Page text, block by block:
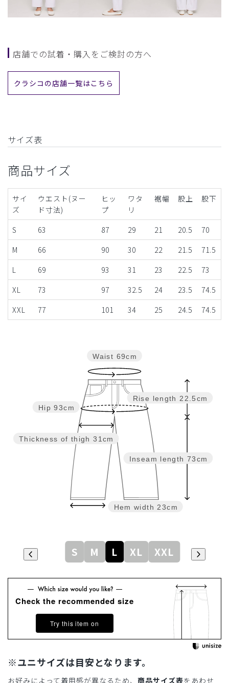
店舗での試着・購入をご検討の方へ
クラシコの店舗一覧はこちら
サイズ表
商品サイズ
サイ
ズ
ウエスト(ヌー
ド寸法)
ヒッ
プ
ワタ
リ
裾幅 股上 股下
S 63 87 29 21 20.5
70
M
66 90 30 22 21.5
71.5
L
69 93 31 23 22.5
73
XL
73 97 32.5 24 23.5
74.5
XXL
77 101 34 25 24.5 74.5
Inseam length 73cm
Rise length 22.5cm
Hem width 23cm
Thickness of thigh 31cm
Hip 93cm
Waist 69cm
S M L XL XXL
Check the recommended size
Try this item on
※ユニサイズは目安となります。
お好みによって着用感が異なるため、 商品サイズ表をあわせ